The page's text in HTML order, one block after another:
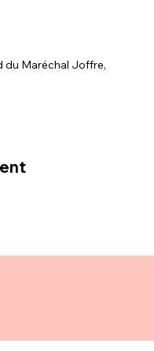
du Maréchal Joffre,